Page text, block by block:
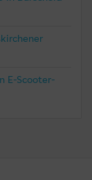
E-Scooter-